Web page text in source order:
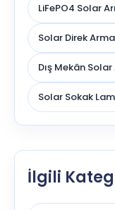
LiFePO4 Solar
Solar Direk
Dış Mekân
Solar Sokak
İlgili